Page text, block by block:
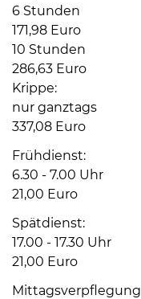
18
Uhr
sowie
außerhalb
der
Öffnungszeiten
nach
Vereinbarung.
6 Stunden
171,98 Euro
10 Stunden
286,63 Euro
Krippe:
nur ganztags
337,08 Euro
Frühdienst:
6.30 - 7.00 Uhr
21,00 Euro
Spätdienst:
17.00 - 17.30 Uhr
21,00 Euro
Mittagsverpflegung